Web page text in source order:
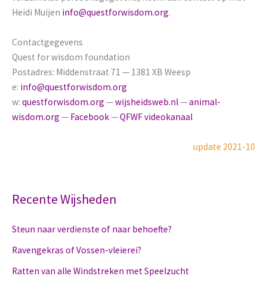
Heidi Muijen info@questforwisdom.org.
Contactgegevens
Quest for wisdom foundation
Postadres: Middenstraat 71 — 1381 XB Weesp
e: info@questforwisdom.org
w: questforwisdom.org —wijsheidsweb.nl—animal-
wisdom.org — Facebook—QFWF videokanaal
update 2021-10
Recente Wijsheden
Steun naar verdienste of naar behoefte?
Ravengekras of Vossen-vleierei?
Ratten van alle Windstreken met Speelzucht